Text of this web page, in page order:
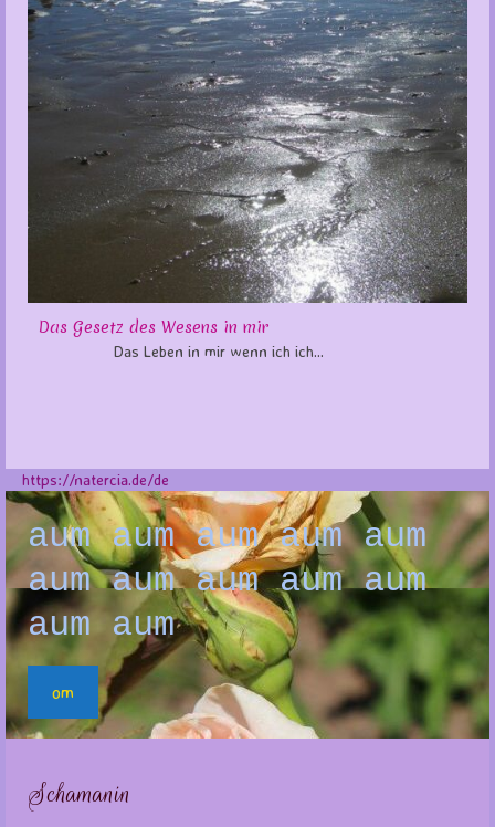
Das Gesetz des Wesens in mir
Das Leben in mir wenn ich ich...
https://natercia.de/de
aum aum aum aum aum
aum aum aum aum aum
aum aum
om
Schamanin